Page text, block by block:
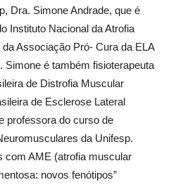
Dra. Simone Andrade, que é
Instituto Nacional da Atrofia
Associação Pró- Cura da ELA
Simone é também fisioterapeuta
de Distrofia Muscular
de Esclerose Lateral
professora do curso de
da Unifesp.
com AME (atrofia muscular
novos fenótipos”